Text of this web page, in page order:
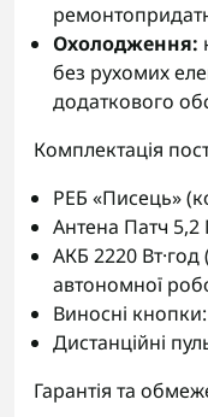
Охолодження:
без рухомих
додаткового
Комплектація
РЕБ «Писець»
Антена Патч 5,2
АКБ 2220
автономної
Виносні
Дистанційні
Гарантія та